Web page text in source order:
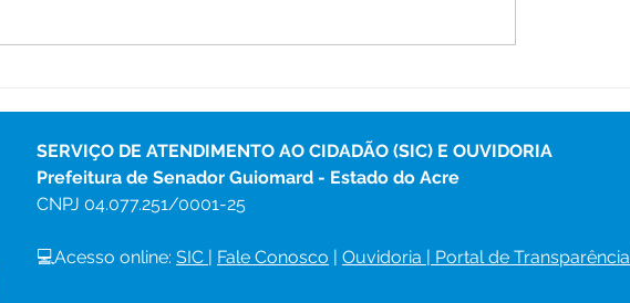
Garante Mais Mobilidade
na Cidade
Senador Guiomard
SERVIÇO DE ATENDIMENTO AO CIDADÃO (SIC) E OUVIDORIA
Prefeitura de Senador Guiomard - Estado do Acre
CNPJ 04.077.251/0001-25
💻Acesso online: SIC | Fale Conosco | Ouvidoria | Portal de Transparência